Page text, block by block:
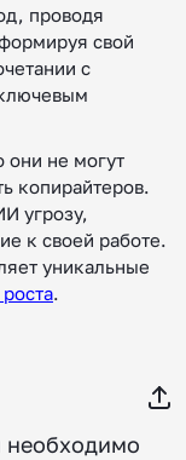
проводя
свой
с
они не могут
копирайтеров.
угрозу,
к своей работе.
уникальные
.
необходимо